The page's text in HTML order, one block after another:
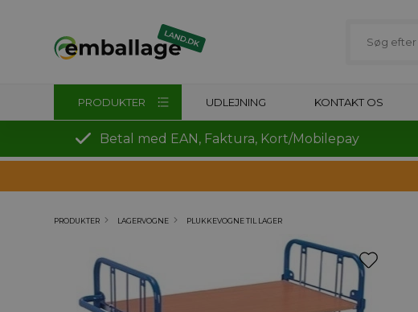
PRODUKTER UDLEJNING KONTAKT OS
Betal med EAN, Faktura, Kort/Mobilepay
PRODUKTER LAGERVOGNE PLUKKEVOGNE TIL LAGER